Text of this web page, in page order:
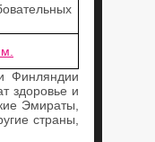
Финляндии
здоровье и
Эмираты,
страны,